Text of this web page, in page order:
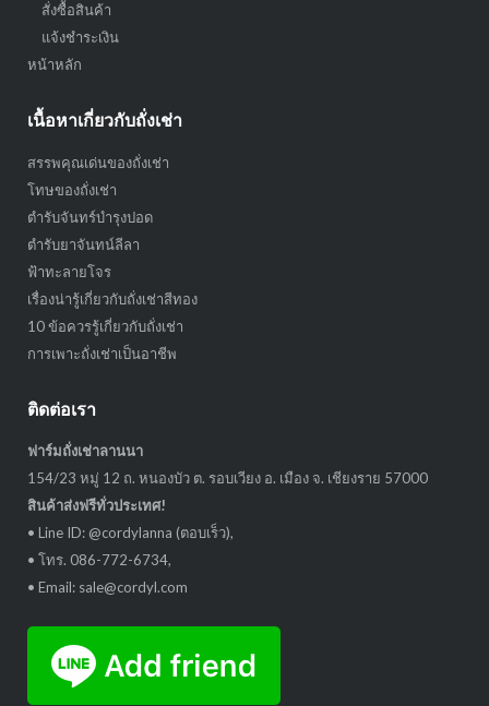
สั่งซื้อสินค้า
แจ้งชำระเงิน
หน้าหลัก
เนื้อหาเกี่ยวกับถั่งเช่า
สรรพคุณเด่นของถั่งเช่า
โทษของถั่งเช่า
ตำรับจันทร์บำรุงปอด
ตำรับยาจันทน์ลีลา
ฟ้าทะลายโจร
เรื่องน่ารู้เกี่ยวกับถั่งเช่าสีทอง
10 ข้อควรรู้เกี่ยวกับถั่งเช่า
การเพาะถั่งเช่าเป็นอาชีพ
ติดต่อเรา
ฟาร์มถั่งเช่าลานนา
154/23 หมู่ 12 ถ. หนองบัว ต. รอบเวียง อ. เมือง จ. เชียงราย 57000
สินค้าส่งฟรีทั่วประเทศ!
• Line ID: @cordylanna (ตอบเร็ว),
• โทร. 086-772-6734,
• Email: sale@cordyl.com